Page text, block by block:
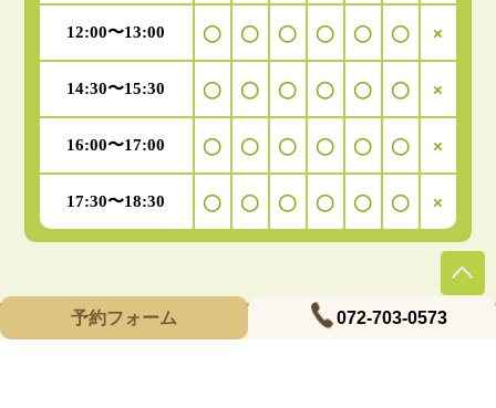
予約フォーム 072-703-0573
12:00〜13:00 ◯ ◯ ◯ ◯ ◯ ◯ ×
14:30〜15:30 ◯ ◯ ◯ ◯ ◯ ◯ ×
16:00〜17:00 ◯ ◯ ◯ ◯ ◯ ◯ ×
17:30〜18:30 ◯ ◯ ◯ ◯ ◯ ◯ ×
Copyright © 2015 気エネルギー整体 気らく庵 All Rights Reserved.